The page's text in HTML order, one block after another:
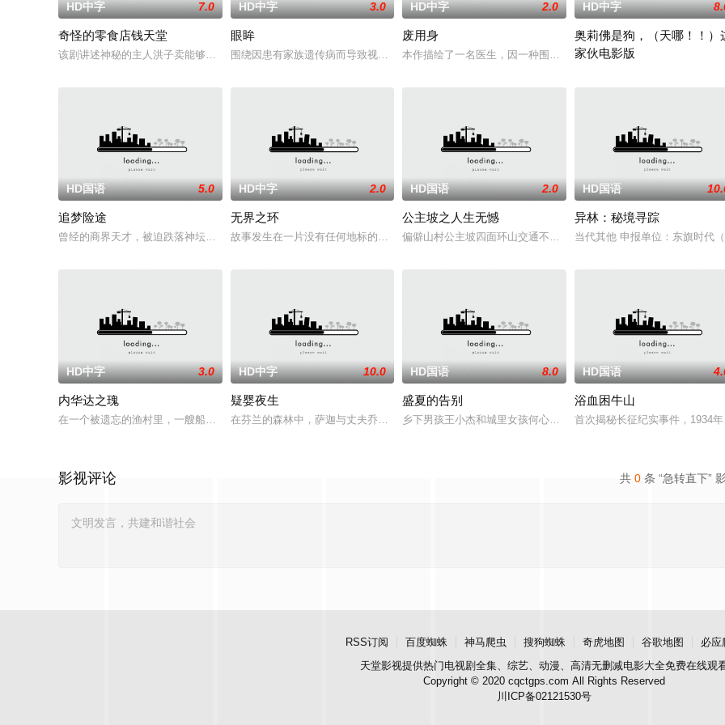
HD中字 7.0
奇怪的零食店钱天堂
该剧讲述神秘的主人洪子卖能够实现人们愿望的神秘零食，以及人们来到那里展开一段魔法般的故事。
HD中字 3.0
眼眸
围绕因患有家族遗传病而导致视力逐渐丧失的摄影师瑞真展开。在面对跨越视力障碍、好不容易成为陶艺家
HD中字 2.0
废用身
本作描绘了一名医生，因一种围绕“废用身”——因瘫痪等原因已无恢
HD中字
奥莉佛是狗，（天哪！！）
家伙电影版
HD国语 5.0
追梦险途
曾经的商界天才，被迫跌落神坛。被那微不足道的成就麻醉过后他该如何面对现实，能改变他的命运的是谁？什么才是
HD中字 2.0
无界之环
故事发生在一片没有任何地标的荒漠中。一条铁丝网将两个虚构国家分隔开来，而停战协议规定，双方各派
HD国语 2.0
公主坡之人生无憾
偏僻山村公主坡四面环山交通不便，多为留守老人妇女儿童。退休市
HD国语
异林：秘境寻踪
当代其他 申报单位：东旗时代
HD中字 3.0
内华达之瑰
在一个被遗忘的渔村里，一艘船神秘地出现在旧港口。“内华达之瑰”号三十年前曾全员遇难，如今再次归来。对于为
HD中字 10.0
疑婴夜生
在芬兰的森林中，萨迦与丈夫乔恩迎来了为人父母的新篇章。然而萨迦的喜悦被一股令人发寒的疑惧笼罩
HD国语 8.0
盛夏的告别
乡下男孩王小杰和城里女孩何心琪都有着复杂的家庭，他们在一个夏
HD国语
浴血困牛山
首次揭秘长征纪实事件，1934
共 0 条 “急转直下”
影视评论
RSS订阅 百度蜘蛛 神马爬虫 搜狗蜘蛛 奇虎地图 谷歌地图
必应
天堂影视提供热门电视剧全集、综艺、动漫、高清无删减电影大全免费在线观
Copyright © 2020 cqctgps.com All Rights Reserved
川ICP备02121530号